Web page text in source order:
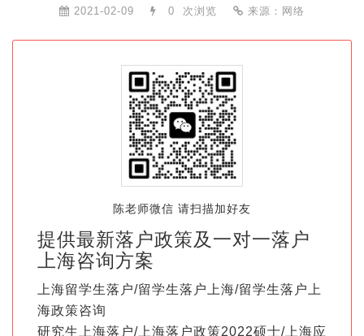
2021-02-09 0 次浏览 来源：网络
陈老师微信 请扫描加好友
提供最新落户政策及一对一落户
上海咨询方案
上海留学生落户/留学生落户上海/留学生落户上
海政策咨询
研究生上海落户/上海落户政策2022硕士/上海应